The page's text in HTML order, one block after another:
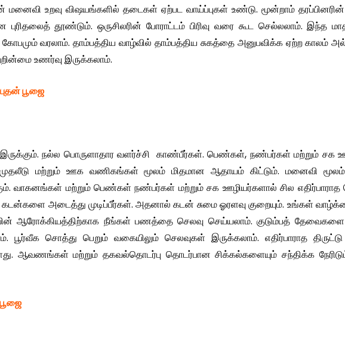
உறவு விஷயங்களில் தடைகள் ஏற்பட வாய்ப்புகள் உண்டு. மூன்றாம்
தூண்டும். ஒருசிலரின் போராட்டம் பிரிவு வரை கூட செல்லலாம். இந்த
வரலாம். தாம்பத்திய வாழ்வில் தாம்பத்திய சுகத்தை அனுபவிக்க ஏற்ற காலம்
உணர்வு இருக்கலாம்.
புதன் பூஜை
இருக்கும். நல்ல பொருளாதார வளர்ச்சி காண்பீர்கள். பெண்கள், நண்பர்கள் மற்றும் சக
முதலீடு மற்றும் ஊக வணிகங்கள் மூலம் மிதமான ஆதாயம் கிட்டும். மனைவி
வாகனங்கள் மற்றும் பெண்கள் நண்பர்கள் மற்றும் சக ஊழியர்களால் சில
கடன்களை அடைத்து முடிப்பீர்கள். அதனால் கடன் சுமை ஓரளவு குறையும். உங்கள்
ஆரோக்கியத்திற்காக நீங்கள் பணத்தை செலவு செய்யலாம். குடும்பத் தேவைகளை
சொத்து பெறும் வகையிலும் செலவுகள் இருக்கலாம். எதிர்பாராத
ஆவணங்கள் மற்றும் தகவல்தொடர்பு தொடர்பான சிக்கல்களையும் சந்திக்க